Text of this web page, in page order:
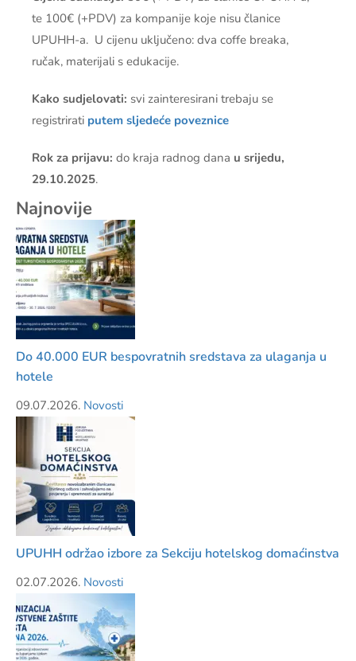
te 100€ (+PDV) za kompanije koje nisu članice
UPUHH-a. U cijenu uključeno: dva coffe breaka,
ručak, materijali s edukacije.
Kako sudjelovati: svi zainteresirani trebaju se
registrirati putem sljedeće poveznice
Rok za prijavu: do kraja radnog dana u srijedu,
29.10.2025.
Najnovije
Do 40.000 EUR bespovratnih sredstava za ulaganja u
hotele
09.07.2026. Novosti
UPUHH održao izbore za Sekciju hotelskog domaćinstva
02.07.2026. Novosti